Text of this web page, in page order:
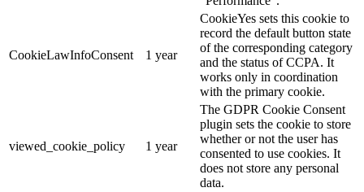
CookieLawInfoConsent 1 year
CookieYes sets this cookie to
record the default button state
of the corresponding category
and the status of CCPA. It
works only in coordination
with the primary cookie.
viewed_cookie_policy 1 year
The GDPR Cookie Consent
plugin sets the cookie to store
whether or not the user has
consented to use cookies. It
does not store any personal
data.